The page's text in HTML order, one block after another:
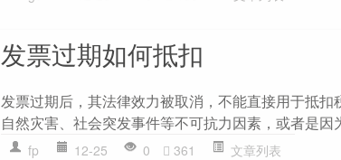
发票过期如何抵扣
发票过期后，其法律效力被取消，不能直接用于抵
自然灾害、社会突发事件等不可抗力因素，或者是因
fp 12-25 0 361 文章列表